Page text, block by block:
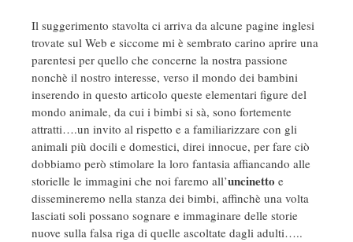
Il suggerimento stavolta ci arriva da alcune pagine inglesi
trovate sul Web e siccome mi è sembrato carino aprire una
parentesi per quello che concerne la nostra passione
nonchè il nostro interesse, verso il mondo dei bambini
inserendo in questo articolo queste elementari figure del
mondo animale, da cui i bimbi si sà, sono fortemente
attratti….un invito al rispetto e a familiarizzare con gli
animali più docili e domestici, direi innocue, per fare ciò
dobbiamo però stimolare la loro fantasia affiancando alle
storielle le immagini che noi faremo all’uncinetto e
dissemineremo nella stanza dei bimbi, affinchè una volta
lasciati soli possano sognare e immaginare delle storie
nuove sulla falsa riga di quelle ascoltate dagli adulti…..